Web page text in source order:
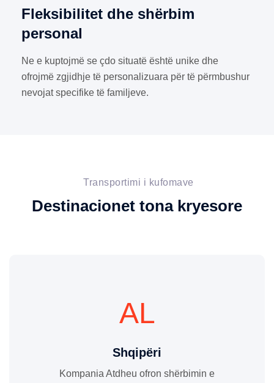
Fleksibilitet dhe shërbim
personal
Ne e kuptojmë se çdo situatë është unike dhe
ofrojmë zgjidhje të personalizuara për të përmbushur
nevojat specifike të familjeve.
Transportimi i kufomave
Destinacionet tona kryesore
AL
Shqipëri
Kompania Atdheu ofron shërbimin e